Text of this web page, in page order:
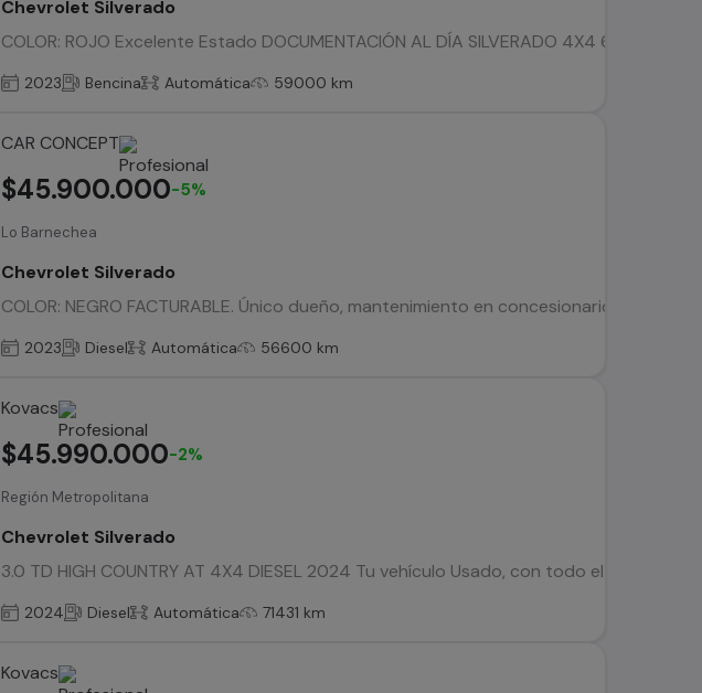
Chevrolet Silverado
COLOR: ROJO Excelente Estado DOCUMENTACIÓN AL DÍA SILVERADO 4X4 6.2
2023 Bencina Automática 59000 km
CAR CONCEPT
Lo Barnechea
Chevrolet Silverado
COLOR: NEGRO FACTURABLE. Único dueño, mantenimiento en concesionario oficial
$45.900.000-5%
2023 Diesel Automática 56600 km
Kovacs
Región Metropolitana
Chevrolet Silverado
3.0 TD HIGH COUNTRY AT 4X4 DIESEL 2024 Tu vehículo Usado, con todo el
$45.990.000-2%
2024 Diesel Automática 71431 km
Kovacs